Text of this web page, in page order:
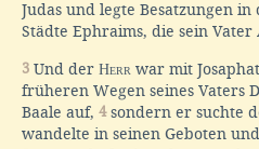
Judas und legte Besatzungen
Städte Ephraims, die sein Vater
3 Und der Herr war mit
früheren Wegen seines Vaters
Baale auf, 4sondern er suchte
wandelte in seinen Geboten